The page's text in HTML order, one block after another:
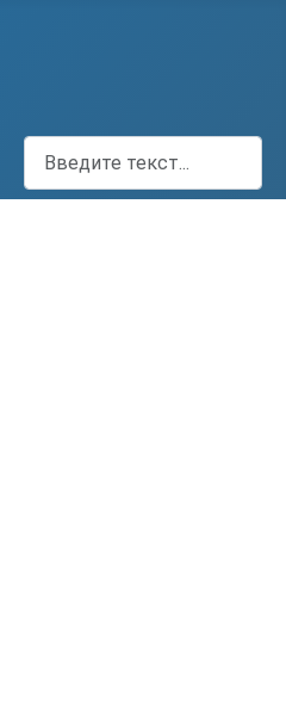
Поиск